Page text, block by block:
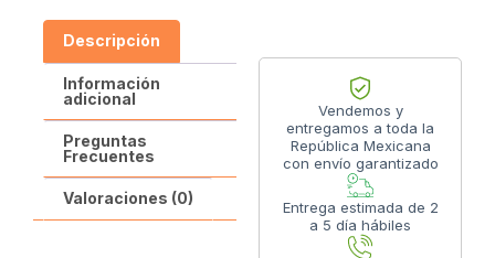
Descripción
Información
adicional
Preguntas
Frecuentes
Valoraciones (0)
Vendemos y
entregamos a toda la
República Mexicana
con envío garantizado
Entrega estimada de 2
a 5 día hábiles